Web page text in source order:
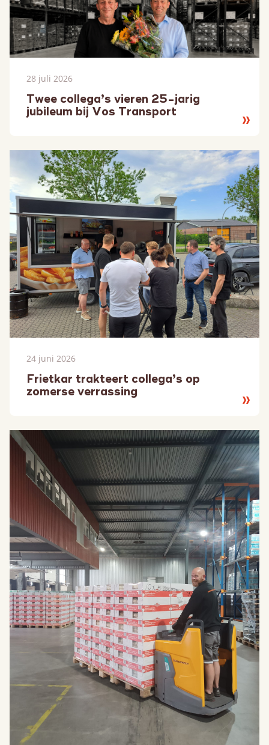
28 juli 2026
Twee collega’s vieren 25-jarig
jubileum bij Vos Transport
Lees
24 juni 2026
Frietkar trakteert collega’s op
zomerse verrassing
Lees